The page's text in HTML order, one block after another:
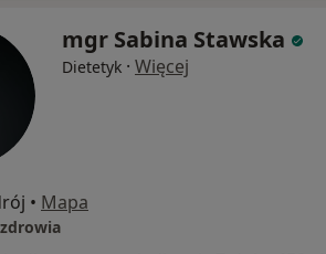
mgr Sabina Stawska
Dietetyk · Więcej
• Mapa